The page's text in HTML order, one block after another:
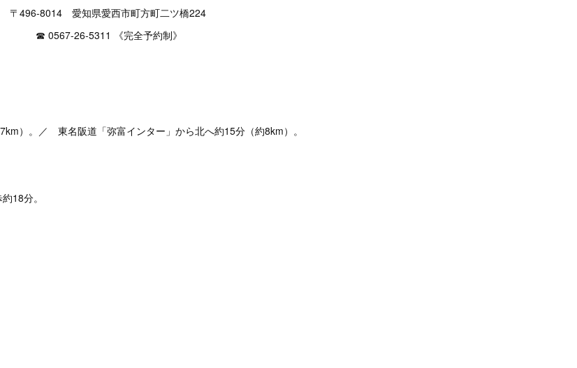
〒496-8014 愛知県愛西市町方町二ツ橋224
☎︎ 0567-26-5311 《完全予約制》
）。／ 東名阪道「弥富インター」から北へ約15分（約8km）。
18分。